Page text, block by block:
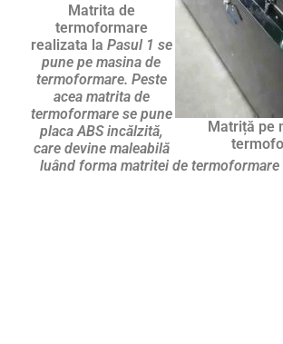
Matriță pe
Matrita de
termoformare
realizata la Pasul 1 se
pune pe masina de
termoformare. Peste
acea matrita de
termoformare se pune
placa ABS incălzită,
care devine maleabilă
luând forma matritei de termoformare